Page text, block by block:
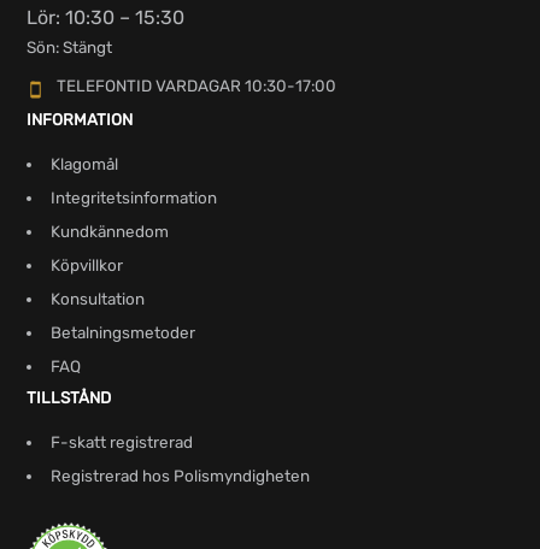
Lör: 10:30 – 15:30
Sön: Stängt
TELEFONTID VARDAGAR 10:30-17:00
INFORMATION
Klagomål
Integritetsinformation
Kundkännedom
Köpvillkor
Konsultation
Betalningsmetoder
FAQ
TILLSTÅND
F-skatt registrerad
Registrerad hos Polismyndigheten